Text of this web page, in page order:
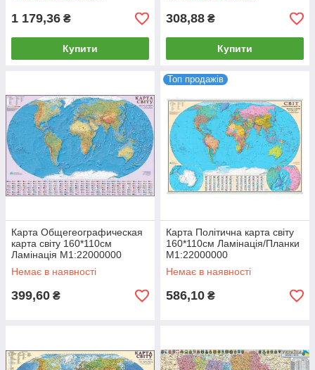
1 179,36 ₴
Купити
308,88 ₴
Купити
Карта Общегеографическая
карта світу 160*110см
Ламінація М1:22000000
Немає в наявності
399,60 ₴
Топ продажів
Карта Політична карта світу
160*110см Ламінація/Планки
М1:22000000
Немає в наявності
586,10 ₴